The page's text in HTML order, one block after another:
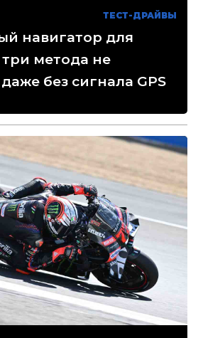
ТЕСТ-ДРАЙВЫ
навигатор для
метода не
без сигнала GPS